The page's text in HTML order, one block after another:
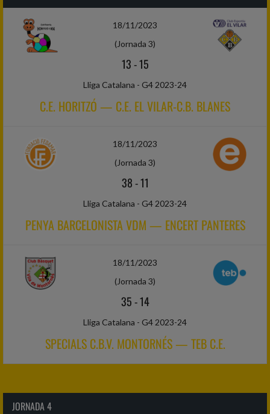
18/11/2023
(Jornada 3)
13-15
Lliga Catalana - G4 2023-24
C.E. HORITZÓ — C.E. EL VILAR-C.B. BLANES
18/11/2023
(Jornada 3)
38-11
Lliga Catalana - G4 2023-24
PENYA BARCELONISTA VDM — ENCERT PANTERES
18/11/2023
(Jornada 3)
35-14
Lliga Catalana - G4 2023-24
SPECIALS C.B.V. MONTORNÉS — TEB C.E.
JORNADA 4